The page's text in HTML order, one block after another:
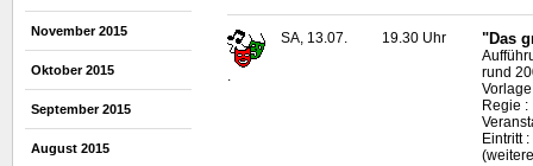
November 2015
Oktober 2015
September 2015
August 2015
.
SA, 13.07. 19.30 Uhr "Das
rund
Regie
Eintritt